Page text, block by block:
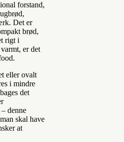
forstand,
Det er
brød,
rigt i
er det
eller ovalt
i mindre
det
– denne
skal have
at